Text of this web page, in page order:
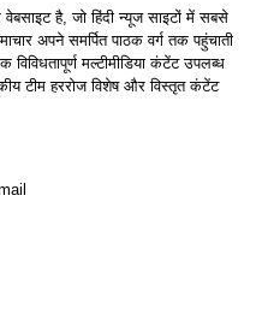
है, जो हिंदी न्यूज साइटों में सबसे
अपने समर्पित पाठक वर्ग तक पहुंचाती
मल्टीमीडिया कंटेंट उपलब्ध
टीम हररोज विशेष और विस्तृत कंटेंट